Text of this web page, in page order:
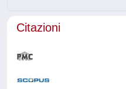
Citazioni